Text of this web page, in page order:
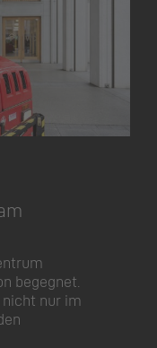
begegnet.
nur im